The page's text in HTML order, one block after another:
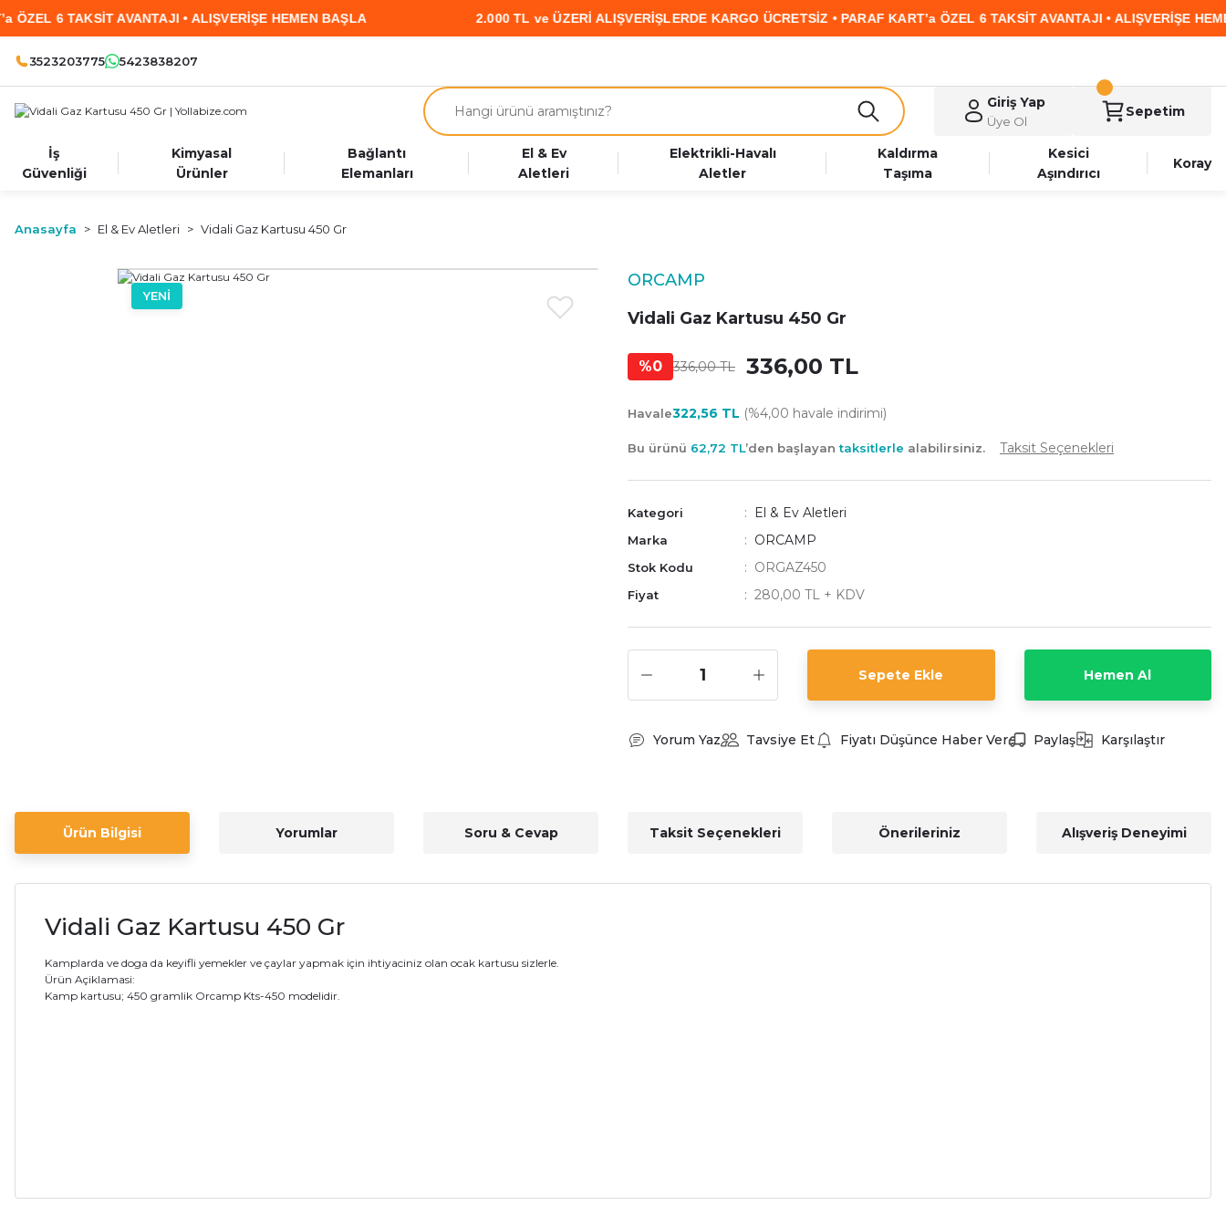
TAKSİT AVANTAJI • ALIŞVERİŞE HEMEN BAŞLA 2.000 TL ve ÜZERİ ALIŞVERİŞLERDE KARGO ÜCRETSİZ • PARAF KART’a ÖZEL 6 TAKSİT AVANTAJI • ALIŞVERİŞE HEMEN
3523203775 5423838207
Giriş Yap
Üye Ol
Sepetim
İş
Güvenliği
Kimyasal
Ürünler
Bağlantı
Elemanları
El & Ev
Aletleri
Elektrikli-Havalı
Aletler
Kaldırma
Taşıma
Kesici
Aşındırıcı
Koray
Anasayfa El & Ev Aletleri Vidali Gaz Kartusu 450 Gr
YENİ
ORCAMP
Vidali Gaz Kartusu 450 Gr
%0 336,00 TL 336,00 TL
Havale322,56 TL (%4,00 havale indirimi)
Bu ürünü 62,72 TL’den başlayantaksitlerle alabilirsiniz. Taksit Seçenekleri
Kategori El & Ev Aletleri
Marka ORCAMP
Stok Kodu ORGAZ450
Fiyat 280,00 TL + KDV
Sepete Ekle Hemen Al
Yorum Yaz Tavsiye Et Fiyatı Düşünce Haber Ver Paylaş Karşılaştır
Ürün Bilgisi Yorumlar Soru & Cevap Taksit Seçenekleri Önerileriniz Alışveriş Deneyimi
Vidali Gaz Kartusu 450 Gr
Kamplarda ve doga da keyifli yemekler ve çaylar yapmak için ihtiyaciniz olan ocak kartusu sizlerle.
Ürün Açiklamasi:
Kamp kartusu; 450 gramlik Orcamp Kts-450 modelidir.